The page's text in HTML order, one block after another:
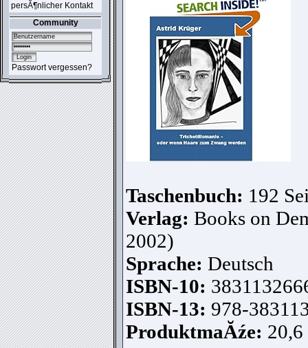
persĂ¶nlicher Kontakt
Community
Passwort vergessen?
Taschenbuch: 192
Verlag: Books on
2002)
Sprache: Deutsch
ISBN-10:
ISBN-13: 978-
ProduktmaĂźe: